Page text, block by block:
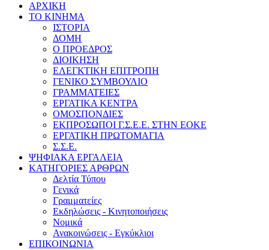
ΑΡΧΙΚΗ
ΤΟ ΚΙΝΗΜΑ
ΙΣΤΟΡΙΑ
ΔΟΜΗ
Ο ΠΡΟΕΔΡΟΣ
ΔΙΟΙΚΗΣΗ
ΕΛΕΓΚΤΙΚΗ ΕΠΙΤΡΟΠΗ
ΓΕΝΙΚΟ ΣΥΜΒΟΥΛΙΟ
ΓΡΑΜΜΑΤΕΙΕΣ
ΕΡΓΑΤΙΚΑ ΚΕΝΤΡΑ
ΟΜΟΣΠΟΝΔΙΕΣ
ΕΚΠΡΟΣΩΠΟΙ Γ.Σ.Ε.Ε. ΣΤΗΝ ΕΟΚΕ
ΕΡΓΑΤΙΚΗ ΠΡΩΤΟΜΑΓΙΑ
Σ.Σ.Ε.
ΨΗΦΙΑΚΑ ΕΡΓΑΛΕΙΑ
ΚΑΤΗΓΟΡΙΕΣ ΑΡΘΡΩΝ
Δελτία Τύπου
Γενικά
Γραμματείες
Εκδηλώσεις - Κινητοποιήσεις
Νομικά
Ανακοινώσεις - Εγκύκλιοι
ΕΠΙΚΟΙΝΩΝΙΑ